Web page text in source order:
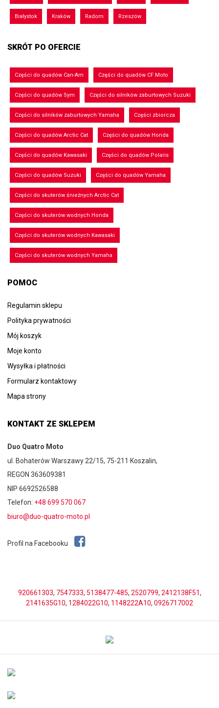
Białystok Kraków Radom Rzeszów
SKRÓT PO OFERCIE
Części do quadów Can-Am Części do quadów CF Moto
Części do quadów Sym Części do silników zaburtowych Suzuki
Części do silników zaburtowych Yamaha Części zbiorcza
Części do quadów Arctic Cat Części do quadów Honda
Części do quadów Kawasaki Części do quadów Polaris
Części do quadów Suzuki Części do quadów Yamaha
Części do skuterów śnieżnych Arctic Cat
Części do skuterów wodnych Honda
Części do skuterów wodnych Kawasaki
Części do skuterów wodnych Yamaha
POMOC
Regulamin sklepu
Polityka prywatności
Mój koszyk
Moje konto
Wysyłka i płatności
Formularz kontaktowy
Mapa strony
KONTAKT ZE SKLEPEM
Duo Quatro Moto
ul. Bohaterów Warszawy 22/15, 75-211 Koszalin,
REGON 363609381
NIP 6692526588
Telefon: +48 699 570 067
biuro@duo-quatro-moto.pl
Profil na Facebooku
920661303, 7547333, 5138477-485, 2520799, 2412138F51,
2141635G10, 1284022G10, 1148222A10, 0926717002